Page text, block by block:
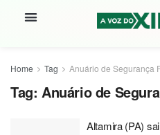
Home Tag Anuário de Segurança
Tag: Anuário de
Altamira (PA)